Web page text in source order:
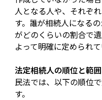
人となる人や、それぞ
す。誰が相続人になる
がどのくらいの割合で
よって明確に定められて
法定相続人の順位と範囲
民法では、以下の順位
す。